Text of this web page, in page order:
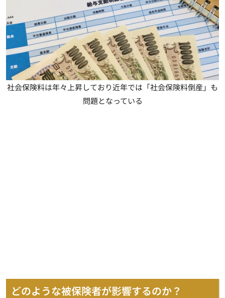
社会保険料は年々上昇しており近年では「社会保険料倒産」も
問題となっている
どのような被保険者が影響するのか？